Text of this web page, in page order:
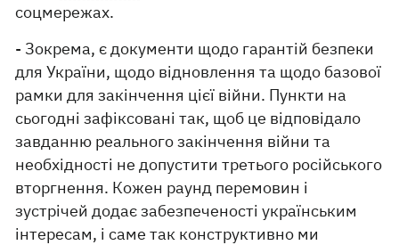
соцмережах.
- Зокрема, є документи щодо гарантій безпеки
для України, щодо відновлення та щодо базової
рамки для закінчення цієї війни. Пункти на
сьогодні зафіксовані так, щоб це відповідало
завданню реального закінчення війни та
необхідності не допустити третього російського
вторгнення. Кожен раунд перемовин і
зустрічей додає забезпеченості українським
інтересам, і саме так конструктивно ми